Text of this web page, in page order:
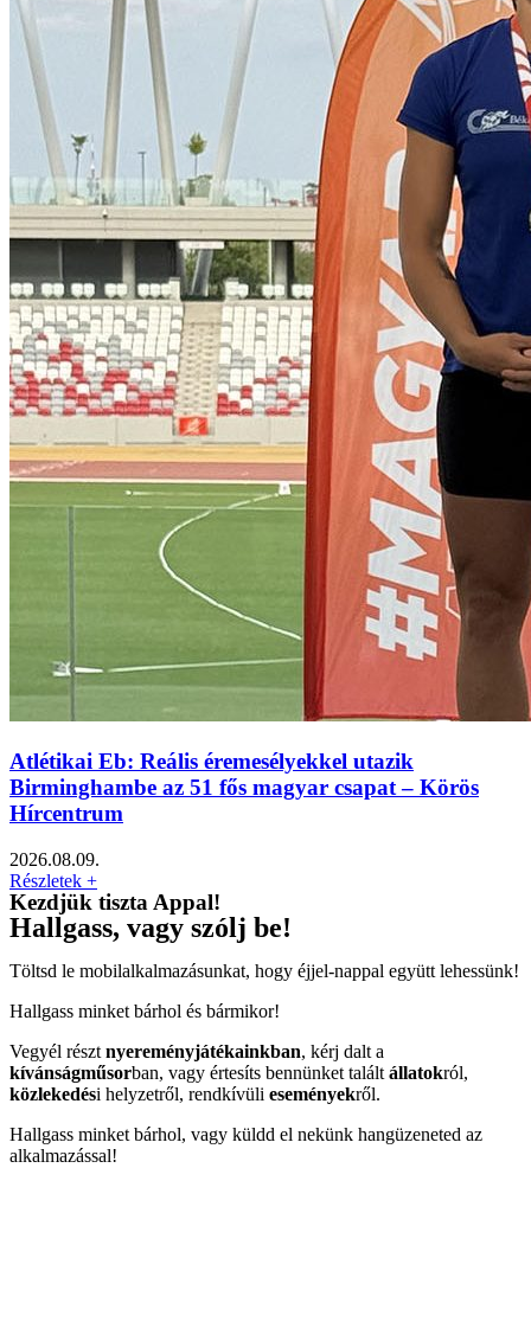
Atlétikai Eb: Reális éremesélyekkel utazik
Birminghambe az 51 fős magyar csapat – Körös
Hírcentrum
2026.08.09.
Részletek +
Kezdjük tiszta Appal!
Hallgass, vagy szólj be!
Töltsd le mobilalkalmazásunkat, hogy éjjel-nappal együtt lehessünk!
Hallgass minket bárhol és bármikor!
Vegyél részt nyereményjátékainkban, kérj dalt a
kívánságműsorban, vagy értesíts bennünket talált állatokról,
közlekedési helyzetről, rendkívüli eseményekről.
Hallgass minket bárhol, vagy küldd el nekünk hangüzeneted az
alkalmazással!